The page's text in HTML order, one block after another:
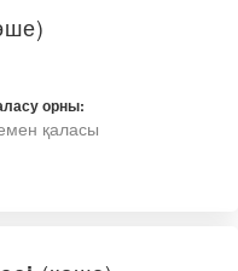
орны:
қаласы